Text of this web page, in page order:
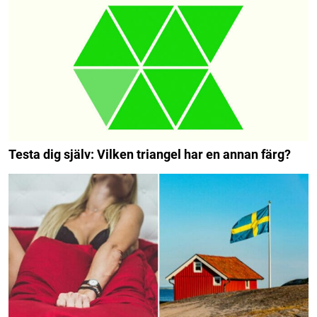
Testa dig själv: Vilken triangel har en annan färg?